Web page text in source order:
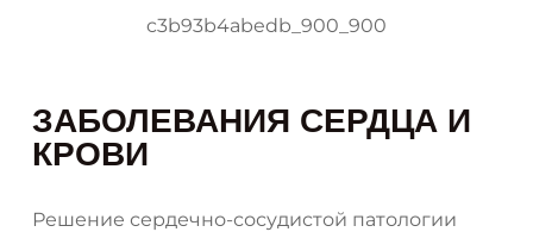
ЗАБОЛЕВАНИЯ СЕРДЦА И
КРОВИ
Решение сердечно-сосудистой патологии